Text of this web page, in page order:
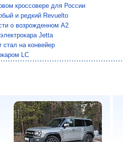
кроссовере для России
и редкий Revuelto
о возрожденном A2
Jetta
стал на конвейер
LC